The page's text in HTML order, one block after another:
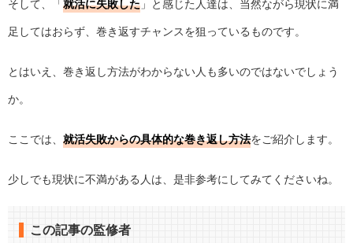
そして、「就活に失敗した 」と感じた人達は、当然ながら現状に満
足してはおらず、巻き返すチャンスを狙っているものです。
とはいえ、巻き返し方法がわからない人も多いのではないでしょう
か。
ここでは、 就活失敗からの具体的な巻き返し方法をご紹介します。
少しでも現状に不満がある人は、是非参考にしてみてくださいね。
この記事の監修者